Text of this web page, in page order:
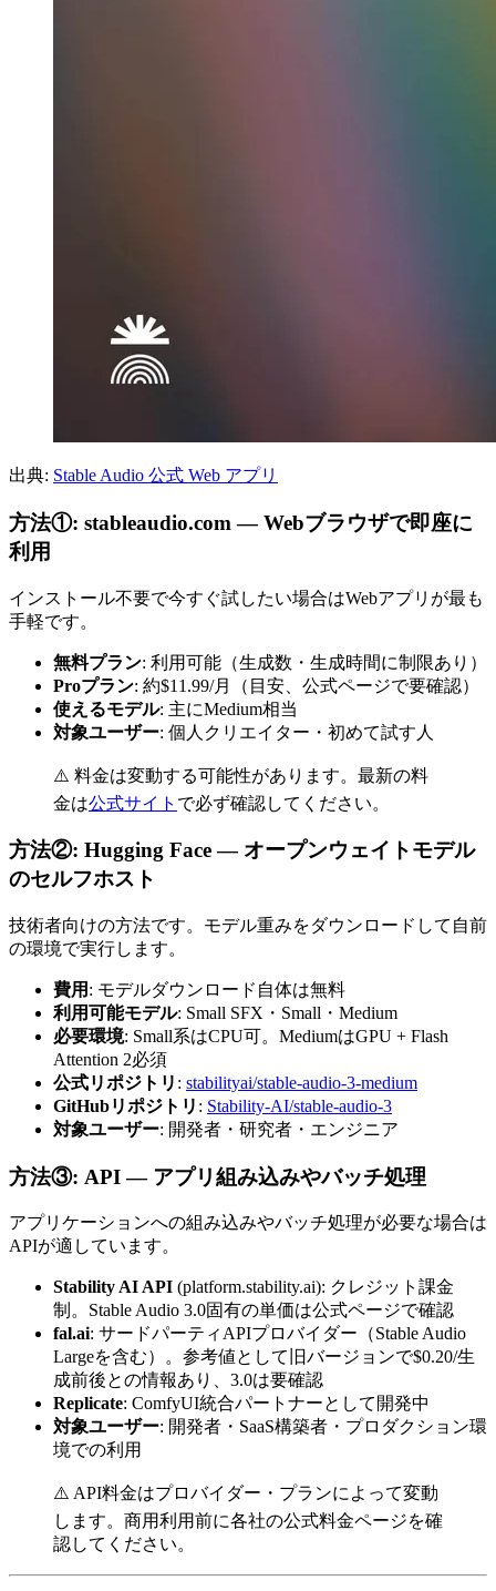
出典: Stable Audio 公式 Web アプリ
方法①: stableaudio.com — Webブラウザで即座に
利用
インストール不要で今すぐ試したい場合はWebアプリが最も
手軽です。
無料プラン: 利用可能（生成数・生成時間に制限あり）
Proプラン: 約$11.99/月（目安、公式ページで要確認）
使えるモデル: 主にMedium相当
対象ユーザー: 個人クリエイター・初めて試す人
⚠️ 料金は変動する可能性があります。最新の料
金は公式サイト で必ず確認してください。
方法②: Hugging Face — オープンウェイトモデル
のセルフホスト
技術者向けの方法です。モデル重みをダウンロードして自前
の環境で実行します。
費用 : モデルダウンロード自体は無料
利用可能モデル: Small SFX・Small・Medium
必要環境: Small系はCPU可。MediumはGPU + Flash
Attention 2必須
公式リポジトリ : stabilityai/stable-audio-3-medium
GitHubリポジトリ : Stability-AI/stable-audio-3
対象ユーザー: 開発者・研究者・エンジニア
方法③: API — アプリ組み込みやバッチ処理
アプリケーションへの組み込みやバッチ処理が必要な場合は
APIが適しています。
Stability AI API (platform.stability.ai): クレジット課金
制。Stable Audio 3.0固有の単価は公式ページで確認
fal.ai: サードパーティAPIプロバイダー（Stable Audio
Largeを含む）。参考値として旧バージョンで$0.20/生
成前後との情報あり、3.0は要確認
Replicate: ComfyUI統合パートナーとして開発中
対象ユーザー: 開発者・SaaS構築者・プロダクション環
境での利用
⚠️ API料金はプロバイダー・プランによって変動
します。商用利用前に各社の公式料金ページを確
認してください。